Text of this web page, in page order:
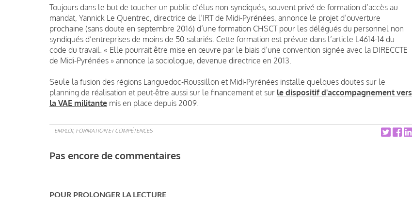
Toujours dans le but de toucher un public d’élus non-syndiqués, souvent privé de formation d’accès au
mandat, Yannick Le Quentrec, directrice de l’IRT de Midi-Pyrénées, annonce le projet d’ouverture
prochaine (sans doute en septembre 2016) d’une formation CHSCT pour les délégués du personnel non
syndiqués d’entreprises de moins de 50 salariés. Cette formation est prévue dans l’article L4614-14 du
code du travail. « Elle pourrait être mise en œuvre par le biais d’une convention signée avec la DIRECCTE
de Midi-Pyrénées » annonce la sociologue, devenue directrice en 2013.
Seule la fusion des régions Languedoc-Roussillon et Midi-Pyrénées installe quelques doutes sur le
planning de réalisation et peut-être aussi sur le financement et sur le dispositif d'accompagnement vers
la VAE militante mis en place depuis 2009.
EMPLOI, FORMATION ET COMPÉTENCES
Pas encore de commentaires
POUR PROLONGER LA LECTURE